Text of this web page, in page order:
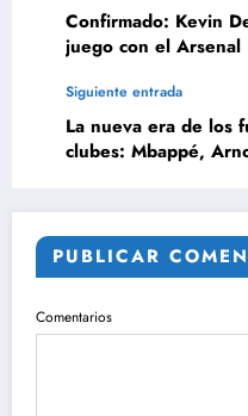
Confirmado: Kevin
juego con el Arsenal
Siguiente entrada
La nueva era de los
clubes: Mbappé,
PUBLICAR
Comentarios